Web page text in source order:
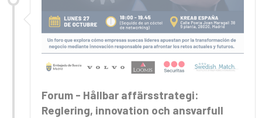
Forum - Hållbar affärsstrategi:
Reglering, innovation och ansvarfull